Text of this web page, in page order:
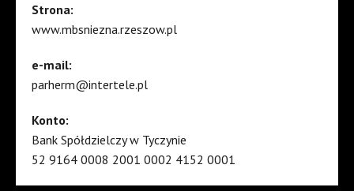
Strona:
www.mbsniezna.rzeszow.pl
e-mail:
parherm@intertele.pl
Konto:
Bank Spółdzielczy w Tyczynie
52 9164 0008 2001 0002 4152 0001